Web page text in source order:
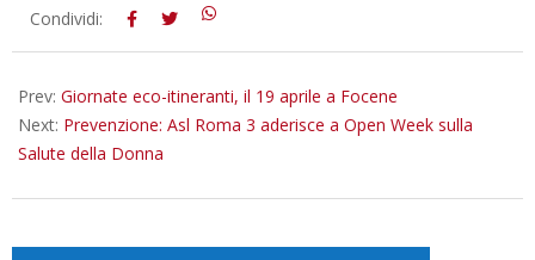
2025-
Condividi:
Prev: Giornate eco-itineranti, il 19 aprile a Focene
Next: Prevenzione: Asl Roma 3 aderisce a Open Week sulla
Salute della Donna